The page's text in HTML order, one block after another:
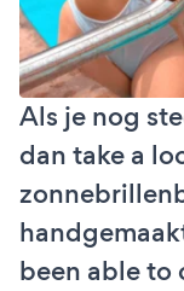
Als je nog
dan take a
been able to